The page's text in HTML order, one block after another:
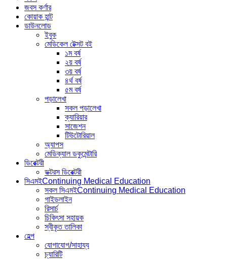
জবস কর্ণার
কোয়াক হান্ট
ডাউনলোড
ইবুক
মেডিকেল টেক্সট বই
১ম বর্ষ
২য় বর্ষ
৩য় বর্ষ
৪র্থ বর্ষ
৫ম বর্ষ
পড়ালেখা
সকল পড়ালেখা
ক্যারিয়ার
সাজেশন
টিউটোরিয়াল
অ্যাপস
মেডিক্যাল ডকুমেন্টারি
ডিরেক্টরী
ডক্টরস ডিরেক্টরী
সিএমইContinuing Medical Education
সকল সিএমইContinuing Medical Education
গাইডলাইন
রিসার্চ
চিকিৎসা সহায়ক
স্বীকৃত তালিকা
হেল্প
যোগাযোগ/সাহায্য
চ্যারিটি